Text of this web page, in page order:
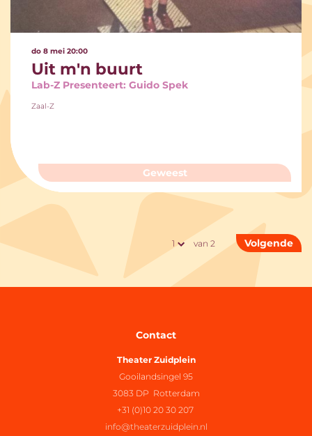
Uit m'n buurt
Lab-Z Presenteert: Guido Spek
do 8 mei 20:00
Zaal-Z
Geweest
van 2 Volgende
Contact
Theater Zuidplein
Gooilandsingel 95
3083 DP Rotterdam
+31 (0)10 20 30 207
info@theaterzuidplein.nl